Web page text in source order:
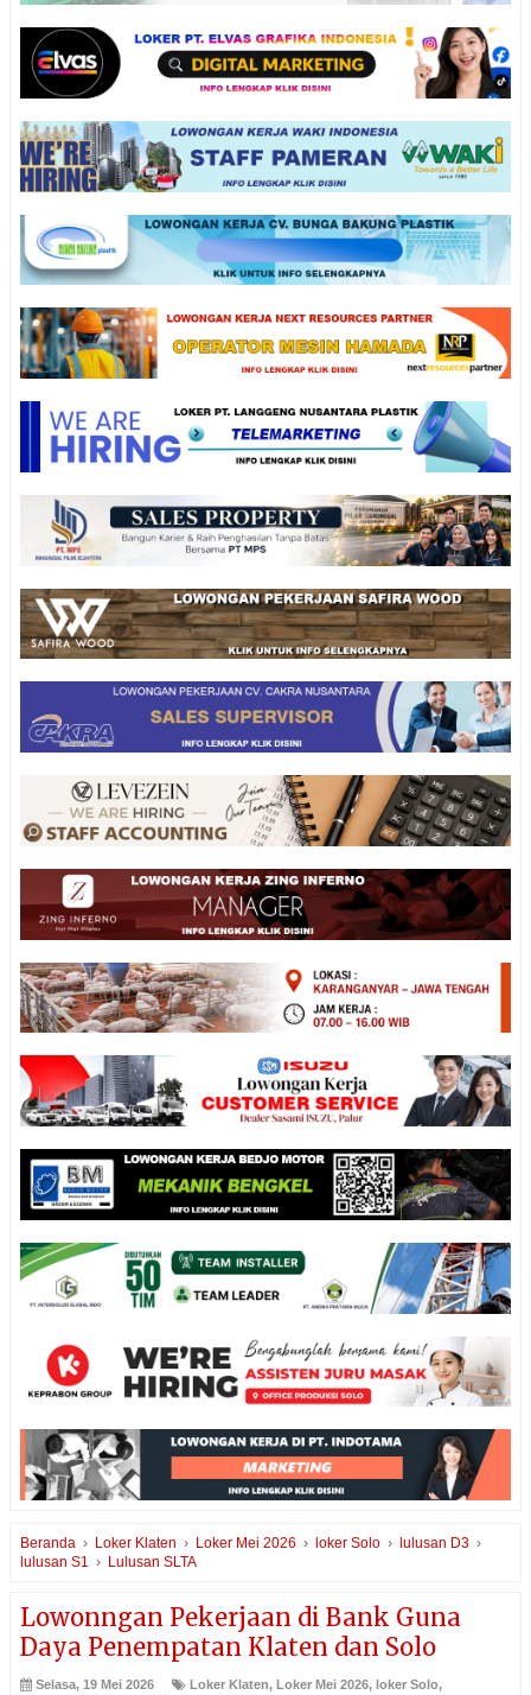
Beranda › Loker Klaten › Loker Mei 2026 › loker Solo › lulusan D3 ›
lulusan S1 › Lulusan SLTA
Lowonngan Pekerjaan di Bank Guna
Daya Penempatan Klaten dan Solo
Selasa, 19 Mei 2026 Loker Klaten, Loker Mei 2026, loker Solo,